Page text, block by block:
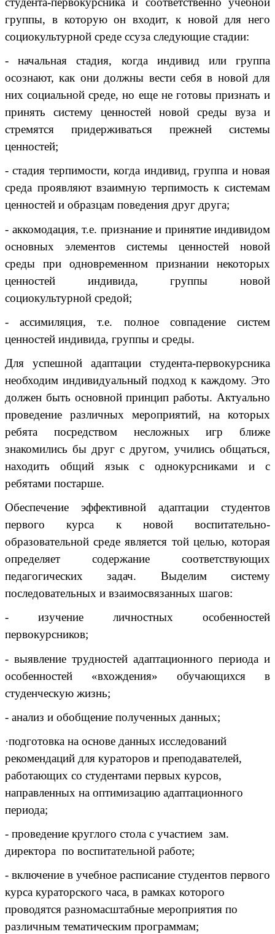
группы, в которую он входит, к новой для него
социокультурной среде ссуза следующие стадии:
- начальная стадия, когда индивид или группа
осознают, как они должны вести себя в новой для
них социальной среде, но еще не готовы признать и
принять систему ценностей новой среды вуза и
стремятся придерживаться прежней системы
ценностей;
- стадия терпимости, когда индивид, группа и новая
среда проявляют взаимную терпимость к системам
ценностей и образцам поведения друг друга;
- аккомодация, т.е. признание и принятие индивидом
основных элементов системы ценностей новой
среды при одновременном признании некоторых
ценностей индивида, группы новой
социокультурной средой;
- ассимиляция, т.е. полное совпадение систем
ценностей индивида, группы и среды.
Для успешной адаптации студента-первокурсника
необходим индивидуальный подход к каждому. Это
должен быть основной принцип работы. Актуально
проведение различных мероприятий, на которых
ребята посредством несложных игр ближе
знакомились бы друг с другом, учились общаться,
находить общий язык с однокурсниками и с
ребятами постарше.
Обеспечение эффективной адаптации студентов
первого курса к новой воспитательно-
образовательной среде является той целью, которая
определяет содержание соответствующих
педагогических задач. Выделим систему
последовательных и взаимосвязанных шагов:
- изучение личностных особенностей
первокурсников;
- выявление трудностей адаптационного периода и
особенностей «вхождения» обучающихся в
студенческую жизнь;
- анализ и обобщение полученных данных;
·подготовка на основе данных исследований
рекомендаций для кураторов и преподавателей,
работающих со студентами первых курсов,
направленных на оптимизацию адаптационного
периода;
- проведение круглого стола с участием зам.
директора по воспитательной работе;
- включение в учебное расписание студентов первого
курса кураторского часа, в рамках которого
проводятся разномасштабные мероприятия по
различным тематическим программам;